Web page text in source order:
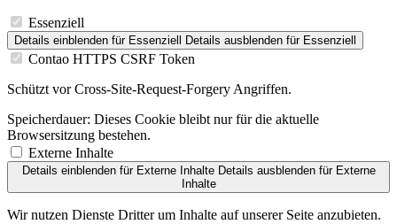
Essenziell
Details einblenden für Essenziell Details ausblenden für Essenziell
Contao HTTPS CSRF Token
Schützt vor Cross-Site-Request-Forgery Angriffen.
Speicherdauer: Dieses Cookie bleibt nur für die aktuelle
Browsersitzung bestehen.
Externe Inhalte
Details einblendenfür Externe Inhalte Details ausblendenfür Externe
Inhalte
Wir nutzen Dienste Dritter um Inhalte auf unserer Seite anzubieten.